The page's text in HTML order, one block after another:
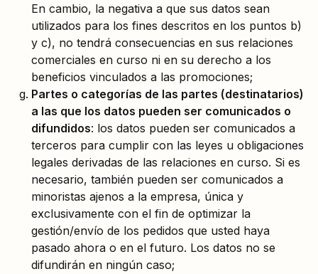
En cambio, la negativa a que sus datos sean
utilizados para los fines descritos en los puntos b)
y c), no tendrá consecuencias en sus relaciones
comerciales en curso ni en su derecho a los
beneficios vinculados a las promociones;
Partes o categorías de las partes (destinatarios)
a las que los datos pueden ser comunicados o
difundidos: los datos pueden ser comunicados a
terceros para cumplir con las leyes u obligaciones
legales derivadas de las relaciones en curso. Si es
necesario, también pueden ser comunicados a
minoristas ajenos a la empresa, única y
exclusivamente con el fin de optimizar la
gestión/envío de los pedidos que usted haya
pasado ahora o en el futuro. Los datos no se
difundirán en ningún caso;